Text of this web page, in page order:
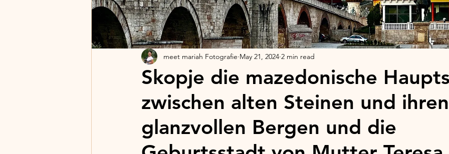
Skopje die mazedonische
zwischen alten Steinen und ihren
glanzvollen Bergen und die
meet mariah Fotografie May 21, 2024 2 min read